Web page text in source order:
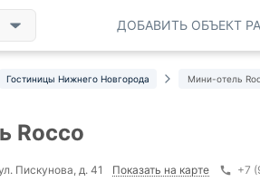
ДОБАВИТЬ ОБЪЕКТ
Гостиницы Нижнего Новгорода Мини-отель
Rocco
Пискунова, д. 41 Показать на карте +7